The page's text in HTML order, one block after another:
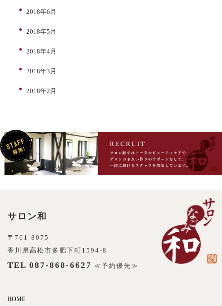
2018年6月
2018年5月
2018年4月
2018年3月
2018年2月
サロン和
〒761-8075
香川県高松市多肥下町1594-8
TEL 087-868-6627 ≪予約優先≫
HOME